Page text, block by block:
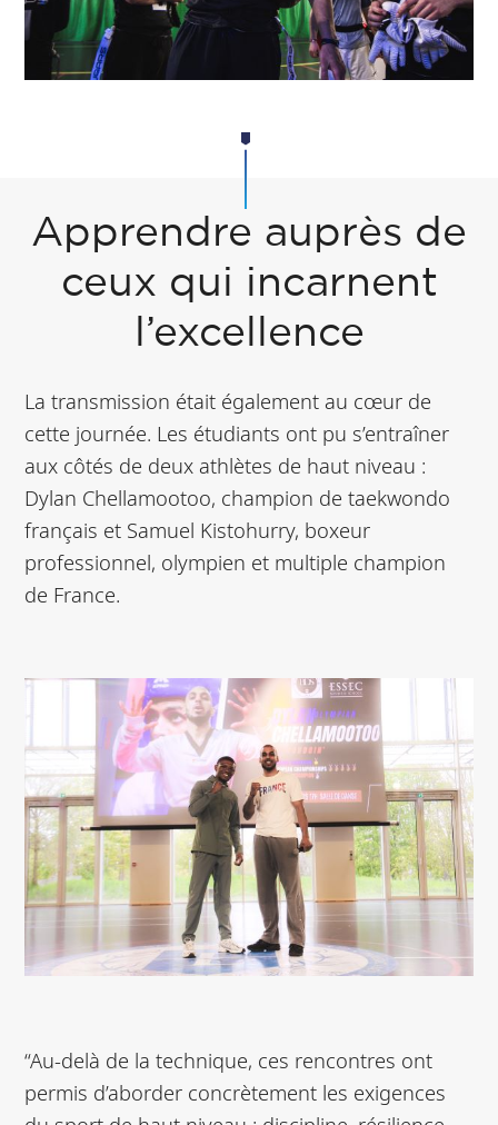
Apprendre auprès de
ceux qui incarnent
l’excellence
La transmission était également au cœur de
cette journée. Les étudiants ont pu s’entraîner
aux côtés de deux athlètes de haut niveau :
Dylan Chellamootoo, champion de taekwondo
français et Samuel Kistohurry, boxeur
professionnel, olympien et multiple champion
de France.
“Au-delà de la technique, ces rencontres ont
permis d’aborder concrètement les exigences